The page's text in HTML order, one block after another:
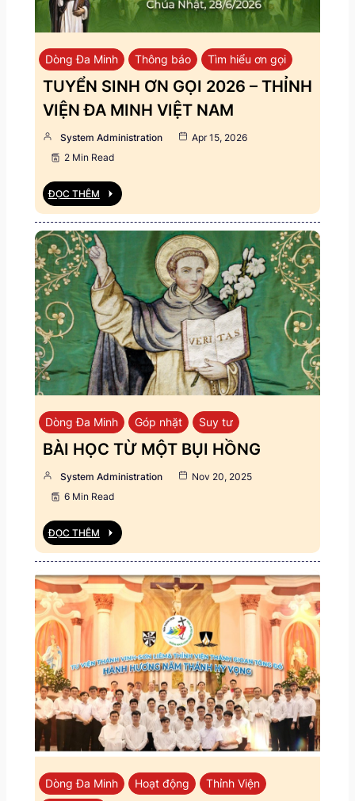
Dòng Đa Minh Thông báo Tìm hiểu ơn gọi
TUYỂN SINH ƠN GỌI 2026 – THỈNH
VIỆN ĐA MINH VIỆT NAM
System Administration
Apr 15, 2026
2 Min Read
ĐỌC THÊM
Dòng Đa Minh Góp nhặt Suy tư
BÀI HỌC TỪ MỘT BỤI HỒNG
System Administration
Nov 20, 2025
6 Min Read
ĐỌC THÊM
Dòng Đa Minh Hoạt động
Thỉnh Viện